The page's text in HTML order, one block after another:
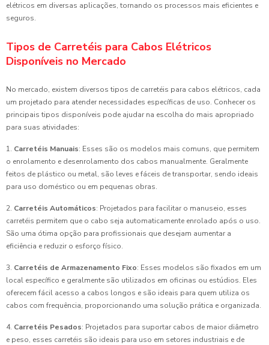
elétricos em diversas aplicações, tornando os processos mais eficientes e
seguros.
Tipos de Carretéis para Cabos Elétricos
Disponíveis no Mercado
No mercado, existem diversos tipos de carretéis para cabos elétricos, cada
um projetado para atender necessidades específicas de uso. Conhecer os
principais tipos disponíveis pode ajudar na escolha do mais apropriado
para suas atividades:
1. Carretéis Manuais: Esses são os modelos mais comuns, que permitem
o enrolamento e desenrolamento dos cabos manualmente. Geralmente
feitos de plástico ou metal, são leves e fáceis de transportar, sendo ideais
para uso doméstico ou em pequenas obras.
2. Carretéis Automáticos: Projetados para facilitar o manuseio, esses
carretéis permitem que o cabo seja automaticamente enrolado após o uso.
São uma ótima opção para profissionais que desejam aumentar a
eficiência e reduzir o esforço físico.
3. Carretéis de Armazenamento Fixo: Esses modelos são fixados em um
local específico e geralmente são utilizados em oficinas ou estúdios. Eles
oferecem fácil acesso a cabos longos e são ideais para quem utiliza os
cabos com frequência, proporcionando uma solução prática e organizada.
4. Carretéis Pesados: Projetados para suportar cabos de maior diâmetro
e peso, esses carretéis são ideais para uso em setores industriais e de